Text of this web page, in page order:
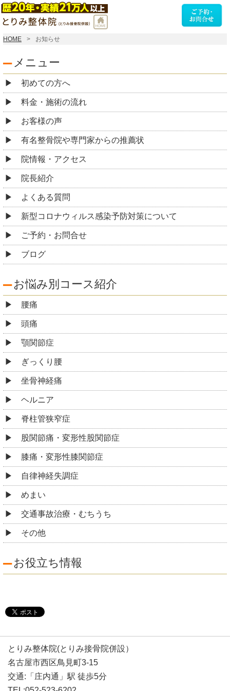
HOME お知らせ
メニュー
初めての方へ
料金・施術の流れ
お客様の声
有名整骨院や専門家からの推薦状
院情報・アクセス
院長紹介
よくある質問
新型コロナウィルス感染予防対策について
ご予約・お問合せ
ブログ
お悩み別コース紹介
腰痛
頭痛
顎関節症
ぎっくり腰
坐骨神経痛
ヘルニア
脊柱管狭窄症
股関節痛・変形性股関節症
膝痛・変形性膝関節症
自律神経失調症
めまい
交通事故治療・むちうち
その他
お役立ち情報
とりみ整体院(とりみ接骨院併設）
名古屋市西区鳥見町3-15
交通:「庄内通」駅 徒歩5分